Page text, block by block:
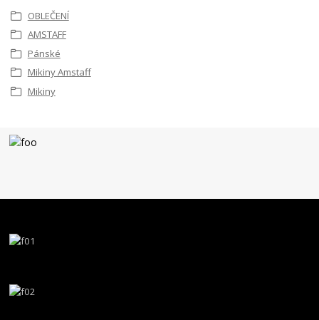
OBLEČENÍ
AMSTAFF
Pánské
Mikiny Amstaff
Mikiny